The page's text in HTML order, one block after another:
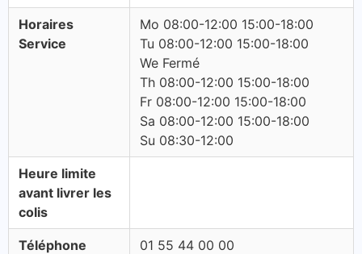
Horaires
Service
Mo 08:00-12:00 15:00-18:00
Tu 08:00-12:00 15:00-18:00
We Fermé
Th 08:00-12:00 15:00-18:00
Fr 08:00-12:00 15:00-18:00
Sa 08:00-12:00 15:00-18:00
Su 08:30-12:00
Heure limite
avant livrer les
colis
Téléphone 01 55 44 00 00